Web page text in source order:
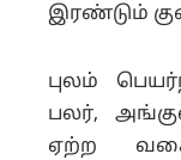
இரண்டும்
புலம்
பலர்,
ஏற்ற